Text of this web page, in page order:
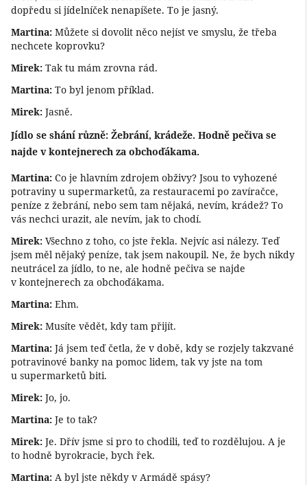
dopředu si jídelníček nenapíšete. To je jasný.
Martina: Můžete si dovolit něco nejíst ve smyslu, že třeba
nechcete koprovku?
Mirek: Tak tu mám zrovna rád.
Martina: To byl jenom příklad.
Mirek: Jasně.
Jídlo se shání různě: Žebrání, krádeže. Hodně pečiva se
najde v kontejnerech za obchoďákama.
Martina: Co je hlavním zdrojem obživy? Jsou to vyhozené
potraviny u supermarketů, za restauracemi po zavíračce,
peníze z žebrání, nebo sem tam nějaká, nevím, krádež? To
vás nechci urazit, ale nevím, jak to chodí.
Mirek: Všechno z toho, co jste řekla. Nejvíc asi nálezy. Teď
jsem měl nějaký peníze, tak jsem nakoupil. Ne, že bych nikdy
neutrácel za jídlo, to ne, ale hodně pečiva se najde
v kontejnerech za obchoďákama.
Martina: Ehm.
Mirek: Musíte vědět, kdy tam přijít.
Martina: Já jsem teď četla, že v době, kdy se rozjely takzvané
potravinové banky na pomoc lidem, tak vy jste na tom
u supermarketů biti.
Mirek: Jo, jo.
Martina: Je to tak?
Mirek: Je. Dřív jsme si pro to chodili, teď to rozdělujou. A je
to hodně byrokracie, bych řek.
Martina: A byl jste někdy v Armádě spásy?